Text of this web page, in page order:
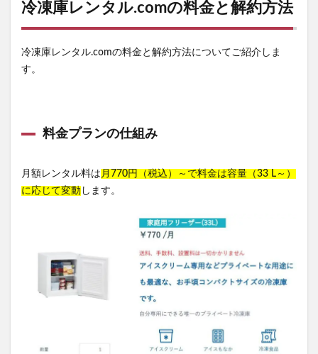
冷凍庫レンタル.comの料金と解約方法
冷凍庫レンタル.comの料金と解約方法についてご紹介しま
す。
料金プランの仕組み
月額レンタル料は 月770円（税込）～で料金は容量（33 L～）
に応じて変動 します。